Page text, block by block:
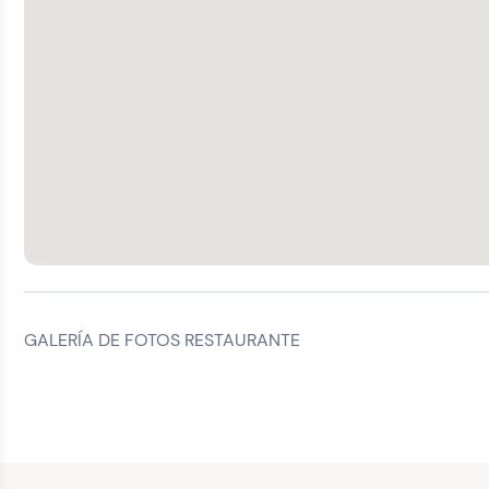
GALERÍA DE FOTOS RESTAURANTE